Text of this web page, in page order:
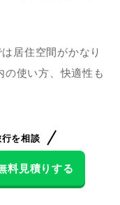
居住空間がかなり
の使い方、快適性も
を相談
料見積りする